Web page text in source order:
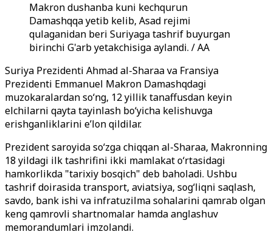
Makron dushanba kuni kechqurun
Damashqqa yetib kelib, Asad rejimi
qulaganidan beri Suriyaga tashrif buyurgan
birinchi G'arb yetakchisiga aylandi. / AA
Suriya Prezidenti Ahmad al-Sharaa va Fransiya
Prezidenti Emmanuel Makron Damashqdagi
muzokaralardan so‘ng, 12 yillik tanaffusdan keyin
elchilarni qayta tayinlash bo‘yicha kelishuvga
erishganliklarini e’lon qildilar.
Prezident saroyida so‘zga chiqqan al-Sharaa, Makronning
18 yildagi ilk tashrifini ikki mamlakat o‘rtasidagi
hamkorlikda "tarixiy bosqich" deb baholadi. Ushbu
tashrif doirasida transport, aviatsiya, sog‘liqni saqlash,
savdo, bank ishi va infratuzilma sohalarini qamrab olgan
keng qamrovli shartnomalar hamda anglashuv
memorandumlari imzolandi.